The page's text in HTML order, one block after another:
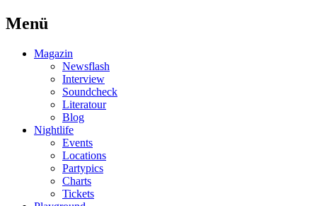
Menü
Magazin
Newsflash
Interview
Soundcheck
Literatour
Blog
Nightlife
Events
Locations
Partypics
Charts
Tickets